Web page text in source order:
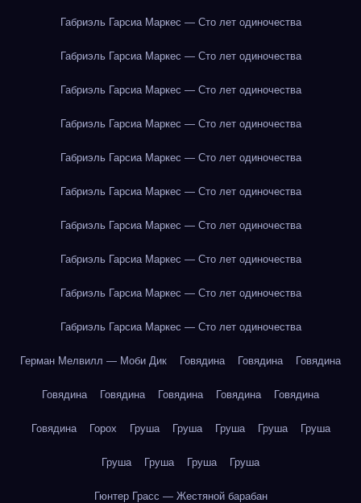
Габриэль Гарсиа Маркес — Сто лет одиночества
Габриэль Гарсиа Маркес — Сто лет одиночества
Габриэль Гарсиа Маркес — Сто лет одиночества
Габриэль Гарсиа Маркес — Сто лет одиночества
Габриэль Гарсиа Маркес — Сто лет одиночества
Габриэль Гарсиа Маркес — Сто лет одиночества
Габриэль Гарсиа Маркес — Сто лет одиночества
Габриэль Гарсиа Маркес — Сто лет одиночества
Габриэль Гарсиа Маркес — Сто лет одиночества
Габриэль Гарсиа Маркес — Сто лет одиночества
Герман Мелвилл — Моби Дик Говядина Говядина Говядина
Говядина Говядина Говядина Говядина Говядина
Говядина Горох Груша Груша Груша Груша Груша
Груша Груша Груша Груша
Гюнтер Грасс — Жестяной барабан